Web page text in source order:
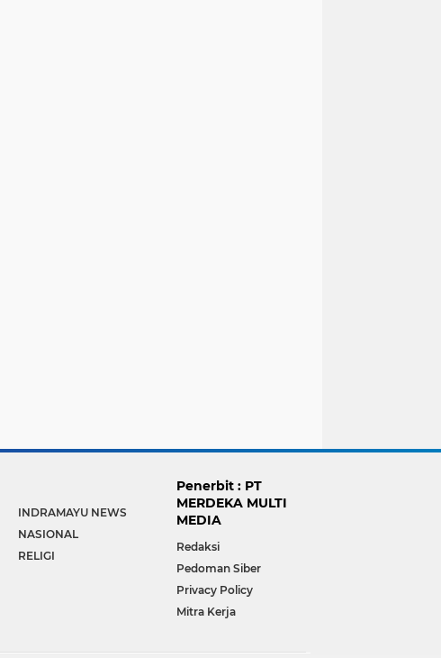
INDRAMAYU NEWS
NASIONAL
RELIGI
Penerbit : PT
MERDEKA MULTI
MEDIA
Redaksi
Pedoman Siber
Privacy Policy
Mitra Kerja